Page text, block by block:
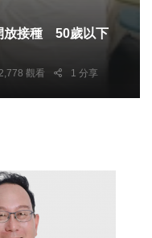
放接種 50歲以下
2,778 觀看 1 分享